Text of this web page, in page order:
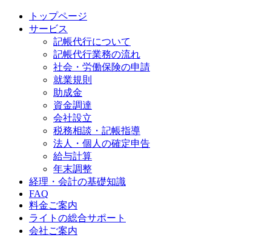
トップページ
サービス
記帳代行について
記帳代行業務の流れ
社会・労働保険の申請
就業規則
助成金
資金調達
会社設立
税務相談・記帳指導
法人・個人の確定申告
給与計算
年末調整
経理・会計の基礎知識
FAQ
料金ご案内
ライトの総合サポート
会社ご案内